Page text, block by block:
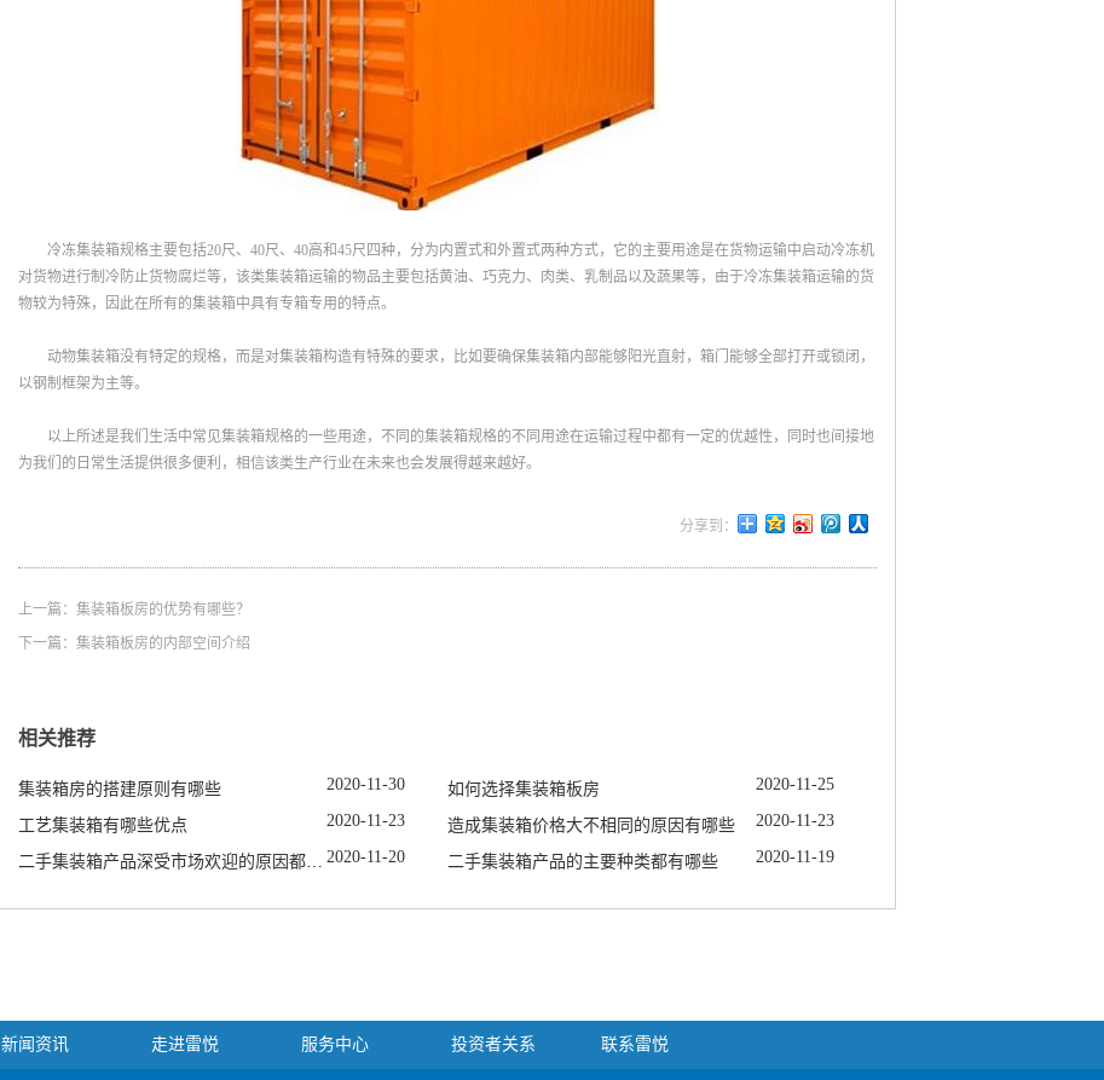
冷冻集装箱规格主要包括20尺、40尺、40高和45尺四种，分为内置式和外置式两种方式，它的主要用途是在货物运输中启动冷冻机
对货物进行制冷防止货物腐烂等，该类集装箱运输的物品主要包括黄油、巧克力、肉类、乳制品以及蔬果等，由于冷冻集装箱运输的货
物较为特殊，因此在所有的集装箱中具有专箱专用的特点。
动物集装箱没有特定的规格，而是对集装箱构造有特殊的要求，比如要确保集装箱内部能够阳光直射，箱门能够全部打开或锁闭，
以钢制框架为主等。
以上所述是我们生活中常见集装箱规格的一些用途，不同的集装箱规格的不同用途在运输过程中都有一定的优越性，同时也间接地
为我们的日常生活提供很多便利，相信该类生产行业在未来也会发展得越来越好。
上一篇： 集装箱板房的优势有哪些？
下一篇： 集装箱板房的内部空间介绍
相关推荐
集装箱房的搭建原则有哪些 2020-11-30 如何选择集装箱板房 2020-11-25
工艺集装箱有哪些优点 2020-11-23 造成集装箱价格大不相同的原因有哪些 2020-11-23
二手集装箱产品深受市场欢迎的原因都有哪些 2020-11-20 二手集装箱产品的主要种类都有哪些 2020-11-19
新闻资讯 走进雷悦 服务中心 投资者关系 联系雷悦